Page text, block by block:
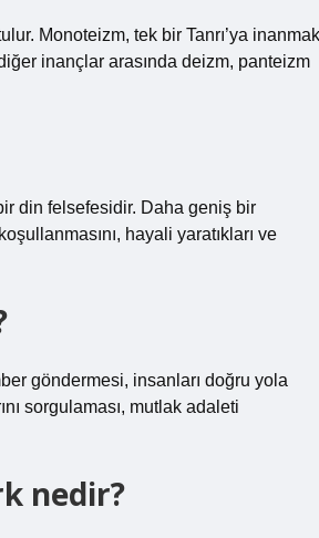
Monoteizm, tek bir Tanrı’ya inanmak
diğer inançlar arasında deizm, panteizm
bir din felsefesidir. Daha geniş bir
hayali yaratıkları ve
göndermesi, insanları doğru yola
sorgulaması, mutlak adaleti
nedir?